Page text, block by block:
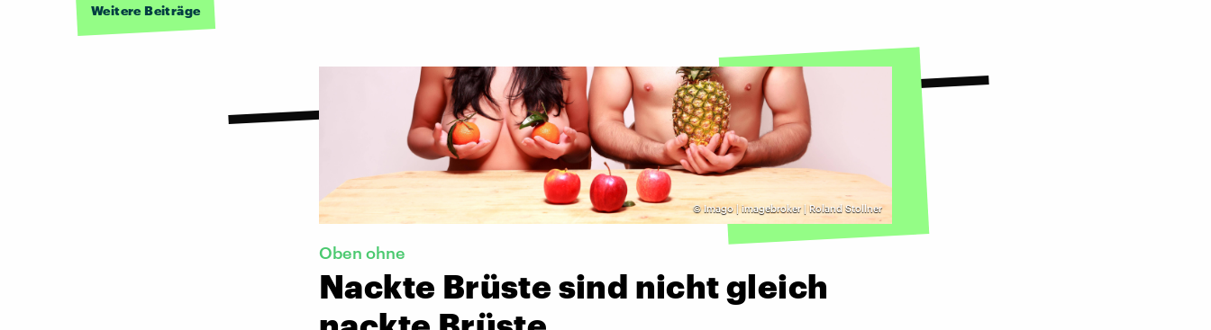
Weitere Beiträge
©Imago | imagebroker | Roland Stollner
Oben ohne
Nackte Brüste sind nicht gleich